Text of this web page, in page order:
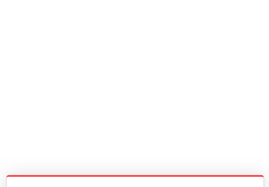
199 руб Смотреть